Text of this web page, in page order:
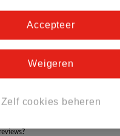
Alle Herenparfum
Zelf cookies beheren
Weigeren
Accepteer